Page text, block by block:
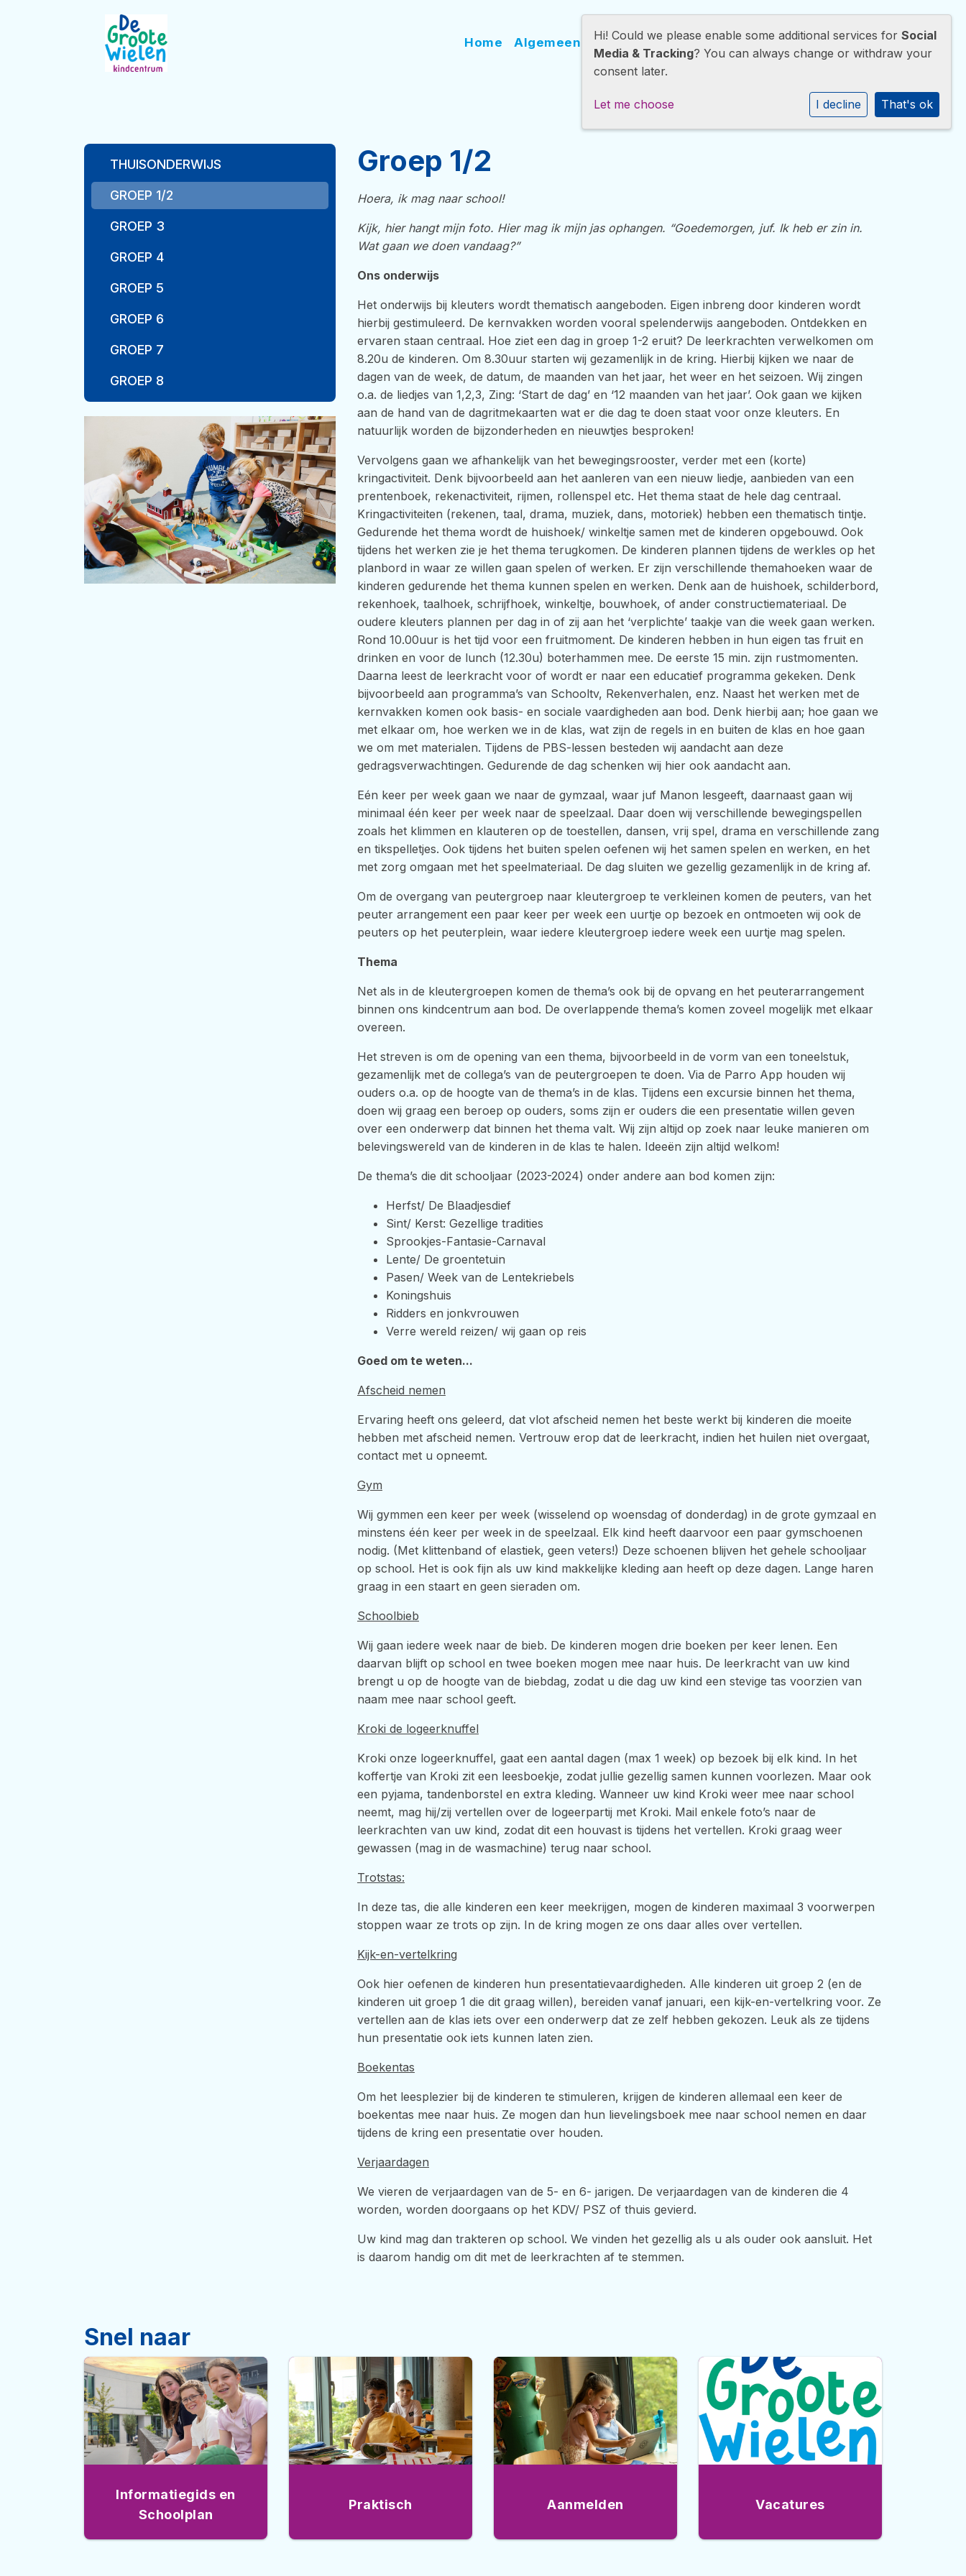
Home Algemeen Onderwijs Opvang Ouders Contact
THUISONDERWIJS
GROEP 1/2
GROEP 3
GROEP 4
GROEP 5
GROEP 6
GROEP 7
GROEP 8
Groep 1/2
Hoera, ik mag naar school!
Kijk, hier hangt mijn foto. Hier mag ik mijn jas ophangen. “Goedemorgen, juf. Ik heb er zin in.
Wat gaan we doen vandaag?”
Ons onderwijs
Het onderwijs bij kleuters wordt thematisch aangeboden. Eigen inbreng door kinderen wordt
hierbij gestimuleerd. De kernvakken worden vooral spelenderwijs aangeboden. Ontdekken en
ervaren staan centraal. Hoe ziet een dag in groep 1-2 eruit? De leerkrachten verwelkomen om
8.20u de kinderen. Om 8.30uur starten wij gezamenlijk in de kring. Hierbij kijken we naar de
dagen van de week, de datum, de maanden van het jaar, het weer en het seizoen. Wij zingen
o.a. de liedjes van 1,2,3, Zing: ‘Start de dag’ en ‘12 maanden van het jaar’. Ook gaan we kijken
aan de hand van de dagritmekaarten wat er die dag te doen staat voor onze kleuters. En
natuurlijk worden de bijzonderheden en nieuwtjes besproken!
Vervolgens gaan we afhankelijk van het bewegingsrooster, verder met een (korte)
kringactiviteit. Denk bijvoorbeeld aan het aanleren van een nieuw liedje, aanbieden van een
prentenboek, rekenactiviteit, rijmen, rollenspel etc. Het thema staat de hele dag centraal.
Kringactiviteiten (rekenen, taal, drama, muziek, dans, motoriek) hebben een thematisch tintje.
Gedurende het thema wordt de huishoek/ winkeltje samen met de kinderen opgebouwd. Ook
tijdens het werken zie je het thema terugkomen. De kinderen plannen tijdens de werkles op het
planbord in waar ze willen gaan spelen of werken. Er zijn verschillende themahoeken waar de
kinderen gedurende het thema kunnen spelen en werken. Denk aan de huishoek, schilderbord,
rekenhoek, taalhoek, schrijfhoek, winkeltje, bouwhoek, of ander constructiemateriaal. De
oudere kleuters plannen per dag in of zij aan het ‘verplichte’ taakje van die week gaan werken.
Rond 10.00uur is het tijd voor een fruitmoment. De kinderen hebben in hun eigen tas fruit en
drinken en voor de lunch (12.30u) boterhammen mee. De eerste 15 min. zijn rustmomenten.
Daarna leest de leerkracht voor of wordt er naar een educatief programma gekeken. Denk
bijvoorbeeld aan programma’s van Schooltv, Rekenverhalen, enz. Naast het werken met de
kernvakken komen ook basis- en sociale vaardigheden aan bod. Denk hierbij aan; hoe gaan we
met elkaar om, hoe werken we in de klas, wat zijn de regels in en buiten de klas en hoe gaan
we om met materialen. Tijdens de PBS-lessen besteden wij aandacht aan deze
gedragsverwachtingen. Gedurende de dag schenken wij hier ook aandacht aan.
Eén keer per week gaan we naar de gymzaal, waar juf Manon lesgeeft, daarnaast gaan wij
minimaal één keer per week naar de speelzaal. Daar doen wij verschillende bewegingspellen
zoals het klimmen en klauteren op de toestellen, dansen, vrij spel, drama en verschillende zang
en tikspelletjes. Ook tijdens het buiten spelen oefenen wij het samen spelen en werken, en het
met zorg omgaan met het speelmateriaal. De dag sluiten we gezellig gezamenlijk in de kring af.
Om de overgang van peutergroep naar kleutergroep te verkleinen komen de peuters, van het
peuter arrangement een paar keer per week een uurtje op bezoek en ontmoeten wij ook de
peuters op het peuterplein, waar iedere kleutergroep iedere week een uurtje mag spelen.
Thema
Net als in de kleutergroepen komen de thema’s ook bij de opvang en het peuterarrangement
binnen ons kindcentrum aan bod. De overlappende thema’s komen zoveel mogelijk met elkaar
overeen.
Het streven is om de opening van een thema, bijvoorbeeld in de vorm van een toneelstuk,
gezamenlijk met de collega’s van de peutergroepen te doen. Via de Parro App houden wij
ouders o.a. op de hoogte van de thema’s in de klas. Tijdens een excursie binnen het thema,
doen wij graag een beroep op ouders, soms zijn er ouders die een presentatie willen geven
over een onderwerp dat binnen het thema valt. Wij zijn altijd op zoek naar leuke manieren om
belevingswereld van de kinderen in de klas te halen. Ideeën zijn altijd welkom!
De thema’s die dit schooljaar (2023-2024) onder andere aan bod komen zijn:
Herfst/ De Blaadjesdief
Sint/ Kerst: Gezellige tradities
Sprookjes-Fantasie-Carnaval
Lente/ De groentetuin
Pasen/ Week van de Lentekriebels
Koningshuis
Ridders en jonkvrouwen
Verre wereld reizen/ wij gaan op reis
Goed om te weten...
Afscheid nemen
Ervaring heeft ons geleerd, dat vlot afscheid nemen het beste werkt bij kinderen die moeite
hebben met afscheid nemen. Vertrouw erop dat de leerkracht, indien het huilen niet overgaat,
contact met u opneemt.
Gym
Wij gymmen een keer per week (wisselend op woensdag of donderdag) in de grote gymzaal en
minstens één keer per week in de speelzaal. Elk kind heeft daarvoor een paar gymschoenen
nodig. (Met klittenband of elastiek, geen veters!) Deze schoenen blijven het gehele schooljaar
op school. Het is ook fijn als uw kind makkelijke kleding aan heeft op deze dagen. Lange haren
graag in een staart en geen sieraden om.
Schoolbieb
Wij gaan iedere week naar de bieb. De kinderen mogen drie boeken per keer lenen. Een
daarvan blijft op school en twee boeken mogen mee naar huis. De leerkracht van uw kind
brengt u op de hoogte van de biebdag, zodat u die dag uw kind een stevige tas voorzien van
naam mee naar school geeft.
Kroki de logeerknuffel
Kroki onze logeerknuffel, gaat een aantal dagen (max 1 week) op bezoek bij elk kind. In het
koffertje van Kroki zit een leesboekje, zodat jullie gezellig samen kunnen voorlezen. Maar ook
een pyjama, tandenborstel en extra kleding. Wanneer uw kind Kroki weer mee naar school
neemt, mag hij/zij vertellen over de logeerpartij met Kroki. Mail enkele foto’s naar de
leerkrachten van uw kind, zodat dit een houvast is tijdens het vertellen. Kroki graag weer
gewassen (mag in de wasmachine) terug naar school.
Trotstas:
In deze tas, die alle kinderen een keer meekrijgen, mogen de kinderen maximaal 3 voorwerpen
stoppen waar ze trots op zijn. In de kring mogen ze ons daar alles over vertellen.
Kijk-en-vertelkring
Ook hier oefenen de kinderen hun presentatievaardigheden. Alle kinderen uit groep 2 (en de
kinderen uit groep 1 die dit graag willen), bereiden vanaf januari, een kijk-en-vertelkring voor. Ze
vertellen aan de klas iets over een onderwerp dat ze zelf hebben gekozen. Leuk als ze tijdens
hun presentatie ook iets kunnen laten zien.
Boekentas
Om het leesplezier bij de kinderen te stimuleren, krijgen de kinderen allemaal een keer de
boekentas mee naar huis. Ze mogen dan hun lievelingsboek mee naar school nemen en daar
tijdens de kring een presentatie over houden.
Verjaardagen
We vieren de verjaardagen van de 5- en 6- jarigen. De verjaardagen van de kinderen die 4
worden, worden doorgaans op het KDV/ PSZ of thuis gevierd.
Uw kind mag dan trakteren op school. We vinden het gezellig als u als ouder ook aansluit. Het
is daarom handig om dit met de leerkrachten af te stemmen.
Snel naar
Informatiegids en
Schoolplan
Praktisch Aanmelden Vacatures
Hi! Could we please enable some additional services for Social
Media & Tracking? You can always change or withdraw your
consent later.
Let me choose I decline That's ok